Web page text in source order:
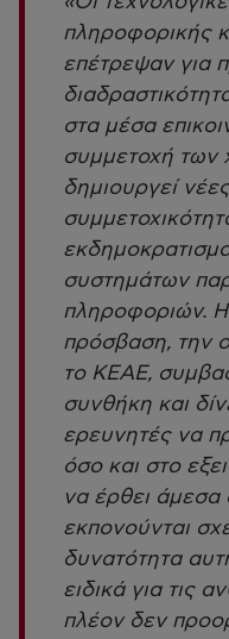
πληροφορικής
επέτρεψαν για
στα μέσα
συμμετοχή των
δημιουργεί
συστημάτων
πληροφοριών. Η
πρόσβαση, την
το ΚΕΑΕ,
συνθήκη και
ερευνητές να
όσο και στο
να έρθει
εκπονούνται
δυνατότητα
ειδικά για τις
πλέον δεν